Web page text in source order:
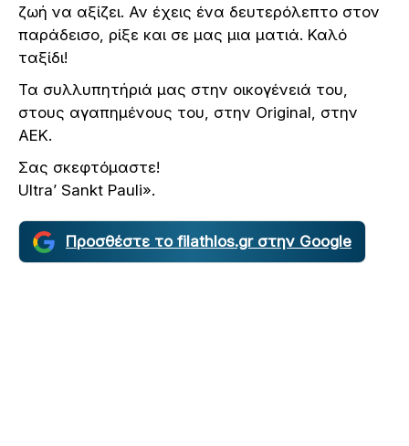
ζωή να αξίζει. Αν έχεις ένα δευτερόλεπτο στον
παράδεισο, ρίξε και σε μας μια ματιά. Καλό
ταξίδι!
Τα συλλυπητήριά μας στην οικογένειά του,
στους αγαπημένους του, στην Original, στην
ΑΕΚ.
Σας σκεφτόμαστε!
Ultra’ Sankt Pauli».
Προσθέστε το filathlos.gr στην Google